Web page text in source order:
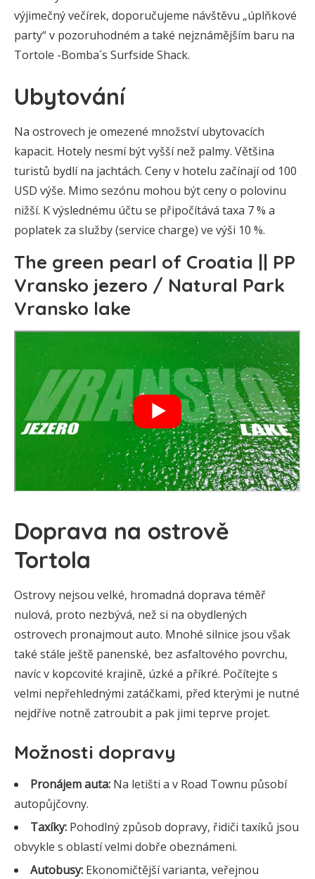
výjimečný večírek, doporučujeme návštěvu „úplňkové
party“ v pozoruhodném a také nejznámějším baru na
Tortole -Bomba´s Surfside Shack.
Ubytování
Na ostrovech je omezené množství ubytovacích
kapacit. Hotely nesmí být vyšší než palmy. Většina
turistů bydlí na jachtách. Ceny v hotelu začínají od 100
USD výše. Mimo sezónu mohou být ceny o polovinu
nižší. K výslednému účtu se připočítává taxa 7 % a
poplatek za služby (service charge) ve výši 10 %.
The green pearl of Croatia || PP
Vransko jezero / Natural Park
Vransko lake
Doprava na ostrově
Tortola
Ostrovy nejsou velké, hromadná doprava téměř
nulová, proto nezbývá, než si na obydlených
ostrovech pronajmout auto. Mnohé silnice jsou však
také stále ještě panenské, bez asfaltového povrchu,
navíc v kopcovité krajině, úzké a příkré. Počítejte s
velmi nepřehlednými zatáčkami, před kterými je nutné
nejdříve notně zatroubit a pak jimi teprve projet.
Možnosti dopravy
Pronájem auta: Na letišti a v Road Townu působí
autopůjčovny.
Taxíky: Pohodlný způsob dopravy, řidiči taxíků jsou
obvykle s oblastí velmi dobře obeznámeni.
Autobusy: Ekonomičtější varianta, veřejnou